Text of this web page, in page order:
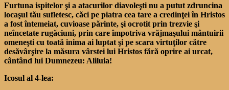
Furtuna ispitelor şi a atacurilor diavoleşti nu a putut zdruncina
locaşul tău sufletesc, căci pe piatra cea tare a credinţei în Hristos
a fost întemeiat, cuvioase părinte, şi ocrotit prin trezvie şi
neîncetate rugăciuni, prin care împotriva vrăjmaşului mântuirii
omeneşti cu toată inima ai luptat şi pe scara virtuţilor către
desăvârşire la măsura vârstei lui Hristos fără oprire ai urcat,
cântând lui Dumnezeu: Aliluia!
Icosul al 4-lea: